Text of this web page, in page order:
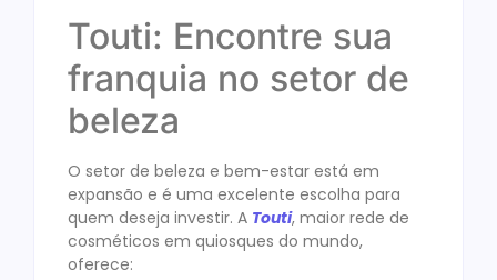
Touti: Encontre sua
franquia no setor de
beleza
O setor de beleza e bem-estar está em
expansão e é uma excelente escolha para
quem deseja investir. A Touti, maior rede de
cosméticos em quiosques do mundo,
oferece: